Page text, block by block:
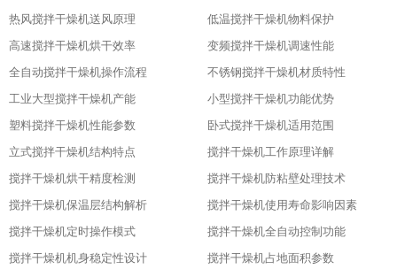
热风搅拌干燥机送风原理
低温搅拌干燥机物料保护
高速搅拌干燥机烘干效率
变频搅拌干燥机调速性能
全自动搅拌干燥机操作流程
不锈钢搅拌干燥机材质特性
工业大型搅拌干燥机产能
小型搅拌干燥机功能优势
塑料搅拌干燥机性能参数
卧式搅拌干燥机适用范围
立式搅拌干燥机结构特点
搅拌干燥机工作原理详解
搅拌干燥机烘干精度检测
搅拌干燥机防粘壁处理技术
搅拌干燥机保温层结构解析
搅拌干燥机使用寿命影响因素
搅拌干燥机定时操作模式
搅拌干燥机全自动控制功能
搅拌干燥机机身稳定性设计
搅拌干燥机占地面积参数